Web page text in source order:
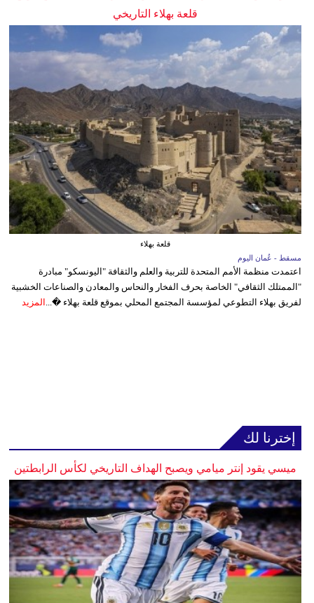
قلعة بهلاء التاريخي
قلعة بهلاء
مسقط - عُمان اليوم
اعتمدت منظمة الأمم المتحدة للتربية والعلم والثقافة "اليونسكو" مبادرة
"الممتلك الثقافي" الخاصة بحرف الفخار والنحاس والمعادن والصناعات الخشبية
لفريق بهلاء التطوعي لمؤسسة المجتمع المحلي بموقع قلعة بهلاء �... المزيد
إخترنا لك
ميسي يقود إنتر ميامي ويصبح الهداف التاريخي لكأس الرابطتين